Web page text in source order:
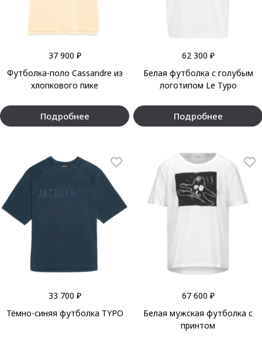
37 900 ₽
Футболка-поло Cassandre из
хлопкового пике
Подробнее
62 300 ₽
Белая футболка с голубым
логотипом Le Typo
Подробнее
33 700 ₽
Тёмно-синяя футболка TYPO
67 600 ₽
Белая мужская футболка с
принтом